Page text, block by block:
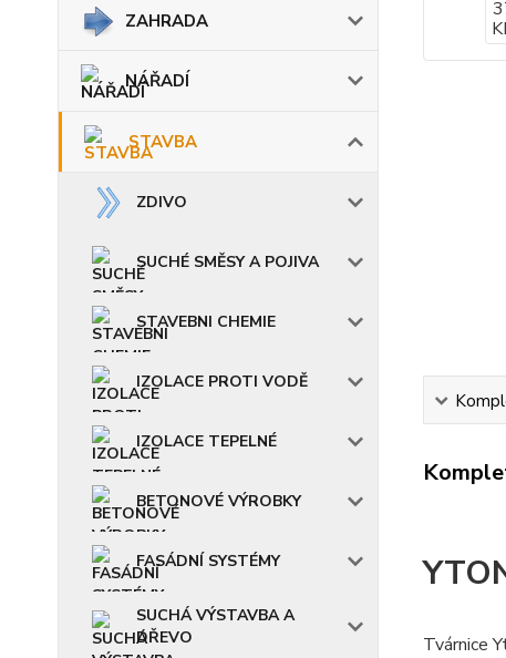
ZAHRADA
NÁŘADÍ
STAVBA
ZDIVO
SUCHÉ SMĚSY A POJIVA
STAVEBNI CHEMIE
IZOLACE PROTI VODĚ
IZOLACE TEPELNÉ
BETONOVÉ VÝROBKY
FASÁDNÍ SYSTÉMY
SUCHÁ VÝSTAVBA A
DŘEVO
Tvárnice